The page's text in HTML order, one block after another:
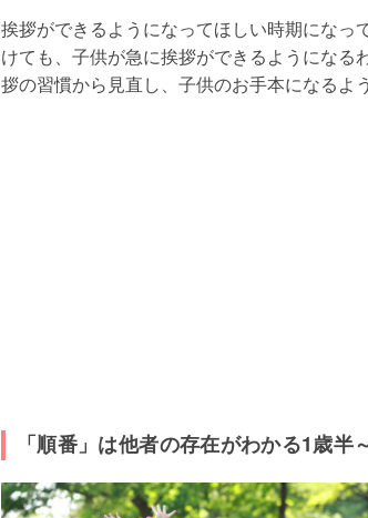
挨拶ができるようになってほしい時期にな
けても、子供が急に挨拶ができるようにな
拶の習慣から見直し、子供のお手本になるよ
「順番」は他者の存在がわかる1歳